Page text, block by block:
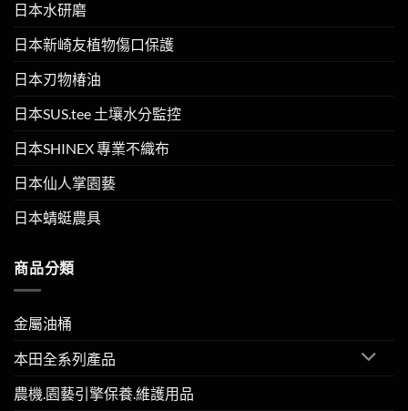
日本水研磨
日本新崎友植物傷口保護
日本刃物椿油
日本SUS.tee 土壤水分監控
日本SHINEX 專業不織布
日本仙人掌園藝
日本蜻蜓農具
商品分類
金屬油桶
本田全系列產品
農機.園藝引擎保養.維護用品